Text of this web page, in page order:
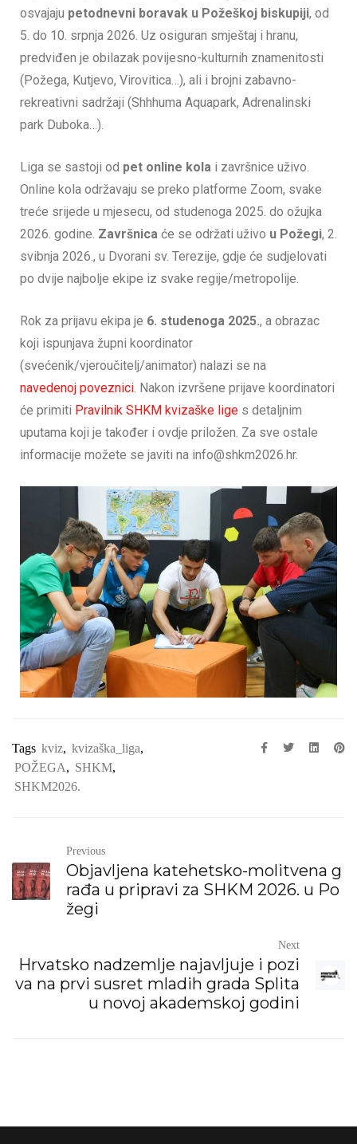
osvajaju petodnevni boravak u Požeškoj biskupiji, od
5. do 10. srpnja 2026. Uz osiguran smještaj i hranu,
predviđen je obilazak povijesno-kulturnih znamenitosti
(Požega, Kutjevo, Virovitica…), ali i brojni zabavno-
rekreativni sadržaji (Shhhuma Aquapark, Adrenalinski
park Duboka…).
Liga se sastoji od pet online kola i završnice uživo.
Online kola održavaju se preko platforme Zoom, svake
treće srijede u mjesecu, od studenoga 2025. do ožujka
2026. godine. Završnica će se održati uživo u Požegi, 2.
svibnja 2026., u Dvorani sv. Terezije, gdje će sudjelovati
po dvije najbolje ekipe iz svake regije/metropolije.
Rok za prijavu ekipa je 6. studenoga 2025., a obrazac
koji ispunjava župni koordinator
(svećenik/vjeroučitelj/animator) nalazi se na
navedenoj poveznici. Nakon izvršene prijave koordinatori
će primiti Pravilnik SHKM kvizaške lige s detaljnim
uputama koji je također i ovdje priložen. Za sve ostale
informacije možete se javiti na info@shkm2026.hr.
Tags kviz, kvizaška_liga,
POŽEGA, SHKM,
SHKM2026.
Previous
Objavljena katehetsko-molitvena g
rađa u pripravi za SHKM 2026. u Po
žegi
Next
Hrvatsko nadzemlje najavljuje i pozi
va na prvi susret mladih grada Splita
u novoj akademskoj godini